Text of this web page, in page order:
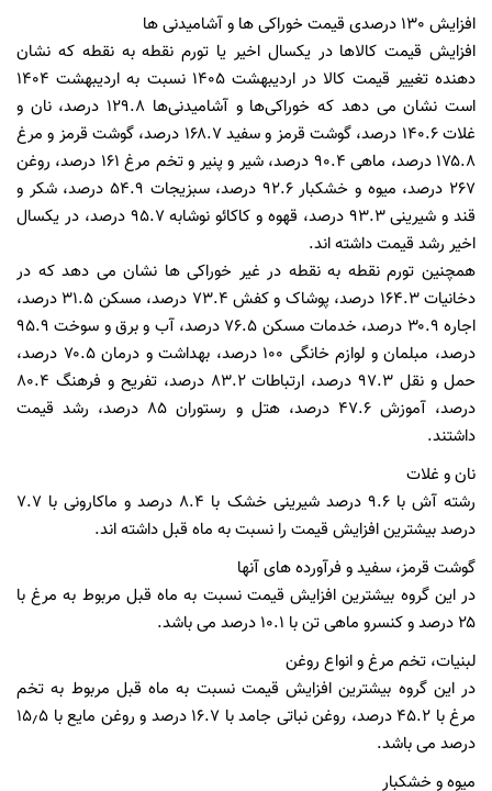
افزایش 130 درصدی قیمت خوراکی ها و آشامیدنی ها
افزایش قیمت کالاها در یکسال اخیر یا تورم نقطه به نقطه که نشان
دهنده تغییر قیمت کالا در اردیبهشت 1405 نسبت به اردیبهشت 1404
است نشان می دهد که خوراکی‌ها و آشامیدنی‌ها ۱۲۹.۸ درصد، نان و
غلات ۱۴۰.۶ درصد، گوشت قرمز و سفید ۱۶۸.۷ درصد، گوشت قرمز و مرغ
۱۷۵.۸ درصد، ماهی ۹۰.۴ درصد، شیر و پنیر و تخم مرغ ۱۶۱ درصد، روغن
۲۶۷ درصد، میوه و خشکبار ۹۲.۶ درصد، سبزیجات ۵۴.۹ درصد، شکر و
قند و شیرینی ۹۳.۳ درصد، قهوه و کاکائو نوشابه ۹۵.۷ درصد، در یکسال
اخیر رشد قیمت داشته اند.
همچنین تورم نقطه به نقطه در غیر خوراکی ها نشان می دهد که در
دخانیات ۱۶۴.۳ درصد، پوشاک و کفش ۷۳.۴ درصد، مسکن ۳۱.۵ درصد،
اجاره ۳۰.۹ درصد، خدمات مسکن ۷۶.۵ درصد، آب و برق و سوخت ۹۵.۹
درصد، مبلمان و لوازم خانگی ۱۰۰ درصد، بهداشت و درمان ۷۰.۵ درصد،
حمل و نقل ۹۷.۳ درصد، ارتباطات ۸۳.۲ درصد، تفریح و فرهنگ ۸۰.۴
درصد، آموزش ۴۷.۶ درصد، هتل و رستوران ۸۵ درصد، رشد قیمت
داشتند.
نان و غلات
رشته آش با 9.6 درصد شیرینی خشک با ۸.۴ درصد و ماکارونی با ۷.۷
درصد بیشترین افزایش قیمت را نسبت به ماه قبل داشته اند.
گوشت قرمز، سفید و فرآورده های آنها
در این گروه بیشترین افزایش قیمت نسبت به ماه قبل مربوط به مرغ با
۲۵ درصد و کنسرو ماهی تن با 10.1 درصد می باشد.
لبنيات، تخم مرغ و انواع روغن
در این گروه بیشترین افزایش قیمت نسبت به ماه قبل مربوط به تخم
مرغ با 45.2 درصد، روغن نباتی جامد با 16.7 درصد و روغن مایع با ۱۵٫۵
درصد می باشد.
میوه و خشکبار